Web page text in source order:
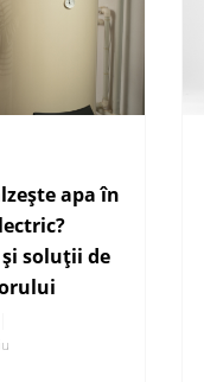
apa în
și soluții de